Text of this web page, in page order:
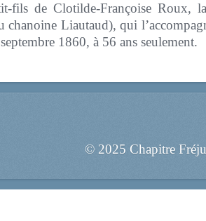
fils de Clotilde-Françoise Roux,
chanoine Liautaud), qui
1860, à 56 ans seulement.
© 2025 Chapitre